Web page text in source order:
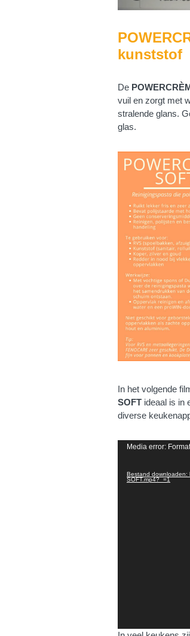
kunststof
De
vuil en zorgt met
stralende glans.
glas.
In het volgende
SOFT ideaal is in
diverse
Videospeler
Media error:
Bestand downloaden:
SOFT.mp4?_=1